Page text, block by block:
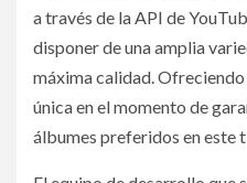
a través de la API de
disponer de una amplia
máxima calidad.
única en el momento de
álbumes preferidos en este